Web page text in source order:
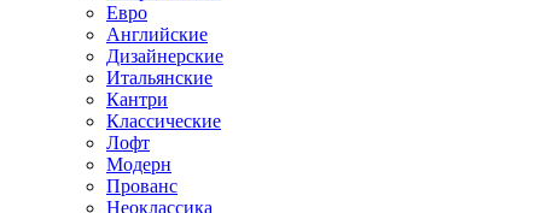
Евро
Английские
Дизайнерские
Итальянские
Кантри
Классические
Лофт
Модерн
Прованс
Неоклассика